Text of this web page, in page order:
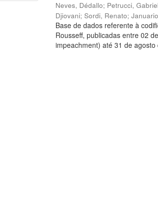
Neves, Dédallo; Petrucci,
Djiovani;Sordi, Renato;
Base de dados referente à
Rousseff, publicadas entre 02
impeachment) até 31 de agosto